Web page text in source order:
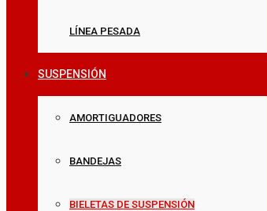
LÍNEA PESADA
SUSPENSIÓN
AMORTIGUADORES
BANDEJAS
BIELETAS DE SUSPENSIÓN